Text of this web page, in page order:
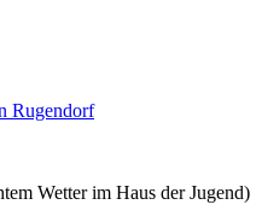
Rugendorf
Wetter im Haus der Jugend)